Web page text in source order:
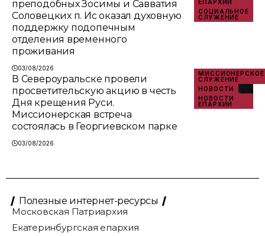
ЕПАРХИИ
СОЦИАЛЬНОЕ
СЛУЖЕНИЕ
преподобных Зосимы и Савватия
Соловецких п. Ис оказал духовную
поддержку подопечным
отделения временного
проживания
03/08/2026
МИССИОНЕРСКОЕ
СЛУЖЕНИЕ
НОВОСТИ
НОВОСТИ
ЕПАРХИИ
В Североуральске провели
просветительскую акцию в честь
Дня крещения Руси.
Миссионерская встреча
состоялась в Георгиевском парке
03/08/2026
Полезные интернет-ресурсы
Московская Патриархия
Екатеринбургская епархия